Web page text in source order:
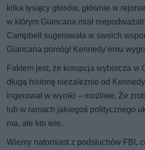
kilka tysięcy głosów, głównie w
w którym Giancana miał
Campbell sugerowała w swoich
Giancana pomógł Kennedy’emu
Faktem jest, że korupcja wyborcza w
długą historię niezależnie od
ingerował w wyniki – możliwe. Że
lub w ramach jakiegoś politycznego
ma, ale kto wie.
Wiemy natomiast z podsłuchów FBI,